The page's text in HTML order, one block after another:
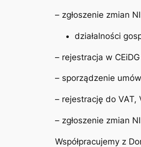
– zgłoszenie zmian
działalności
– rejestracja w CEiDG
– sporządzenie
– rejestrację do VAT,
– zgłoszenie zmian
Współpracujemy z